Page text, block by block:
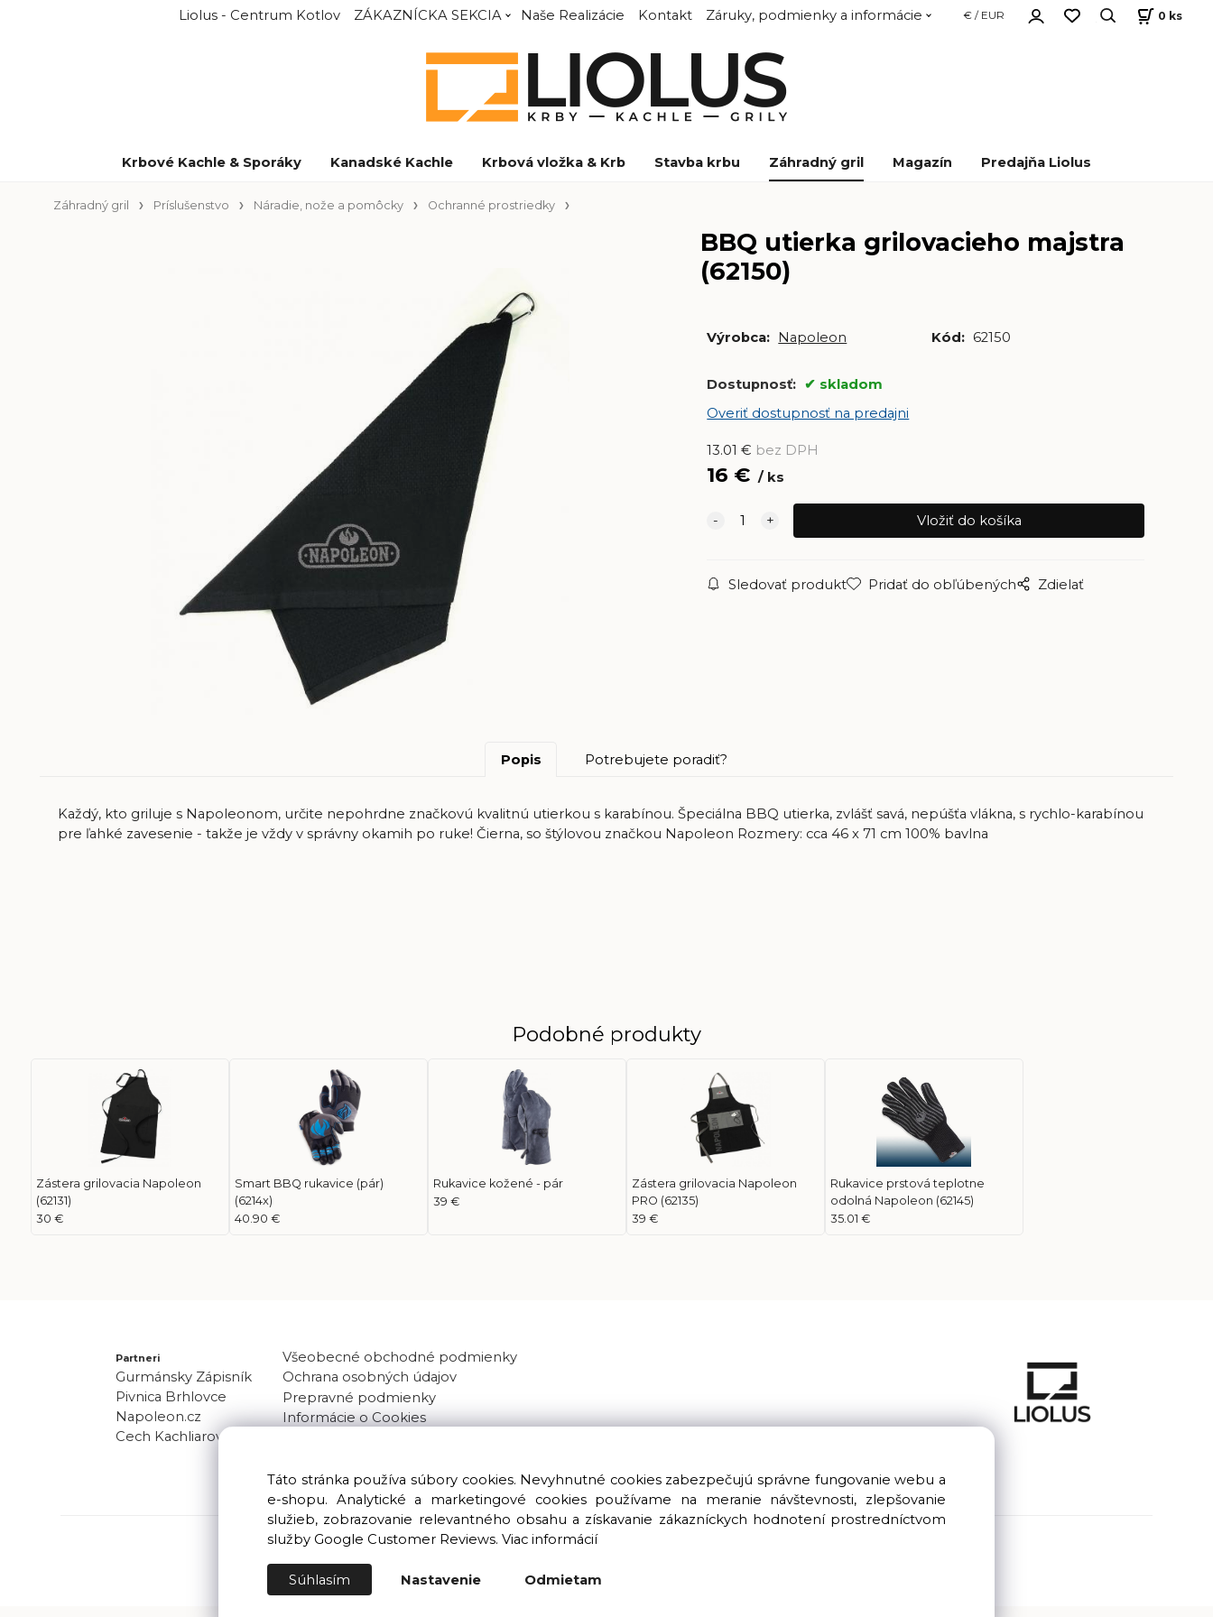
Liolus - Centrum Kotlov ZÁKAZNÍCKA SEKCIA Naše Realizácie Kontakt Záruky, podmienky a informácie € / EUR 0 ks
Krbové Kachle & Sporáky Kanadské Kachle Krbová vložka & Krb Stavba krbu Záhradný gril Magazín Predajňa Liolus
Záhradný gril Príslušenstvo Náradie, nože a pomôcky Ochranné prostriedky
BBQ utierka grilovacieho majstra
(62150)
Výrobca: Napoleon Kód: 62150
Dostupnosť:
skladom
Overiť dostupnosť na predajni
13.01 € bez DPH
16 € ks
Sledovať produkt Pridať do obľúbených Zdielať
Popis Potrebujete poradiť?
Každý, kto griluje s Napoleonom, určite nepohrdne značkovú kvalitnú utierkou s karabínou. Špeciálna BBQ utierka, zvlášť savá, nepúšťa vlákna, s rychlo-karabínou
pre ľahké zavesenie - takže je vždy v správny okamih po ruke! Čierna, so štýlovou značkou Napoleon Rozmery: cca 46 x 71 cm 100% bavlna
Podobné produkty
Zástera grilovacia Napoleon
(62131)
30 €
Smart BBQ rukavice (pár)
(6214x)
40.90 €
Rukavice kožené - pár
39 €
Zástera grilovacia Napoleon
PRO (62135)
39 €
Rukavice prstová teplotne
odolná Napoleon (62145)
35.01 €
Partneri
Gurmánsky Zápisník
Pivnica Brhlovce
Napoleon.cz
Cech Kachliarov
Všeobecné obchodné podmienky
Ochrana osobných údajov
Prepravné podmienky
Informácie o Cookies
Copyright © 2016 – 2026 LIOLUS s.r.o. Všetky práva vyhradené.
Ku Bratke 11, Levice, 934 05
Táto stránka používa súbory cookies. Nevyhnutné cookies zabezpečujú správne fungovanie webu a
e-shopu. Analytické a marketingové cookies používame na meranie návštevnosti, zlepšovanie
služieb, zobrazovanie relevantného obsahu a získavanie zákazníckych hodnotení prostredníctvom
služby Google Customer Reviews. Viac informácií
Súhlasím Nastavenie Odmietam